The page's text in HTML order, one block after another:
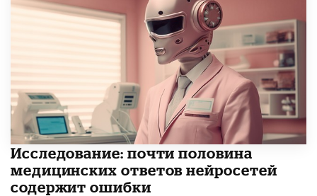
Исследование: почти половина
медицинских ответов нейросетей
содержит ошибки